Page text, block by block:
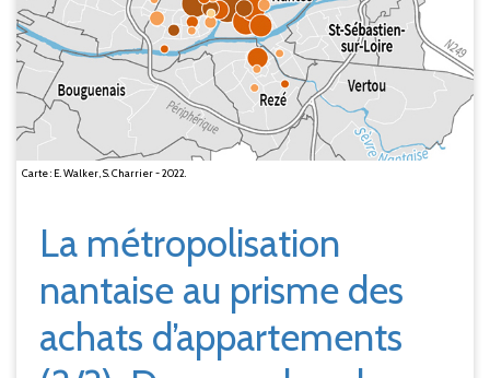
Carte : E. Walker, S. Charrier - 2022.
La métropolisation
nantaise au prisme des
achats d’appartements